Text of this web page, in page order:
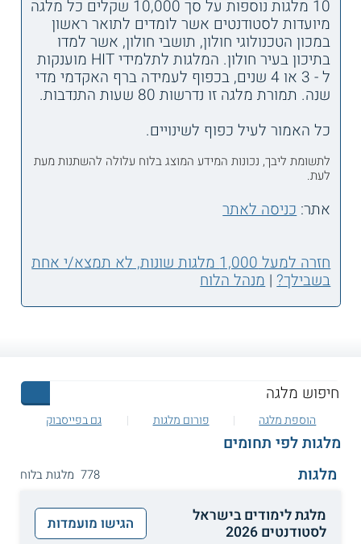
10 מלגות נוספות על סך 10,000 שקלים כל מלגה
מיועדות לסטודנטים אשר לומדים לתואר ראשון
במכון הטכנולוגי חולון, תושבי חולון, אשר למדו
בתיכון בעיר חולון. המלגות לתלמידי HIT מוענקות
ל - 3 או 4 שנים, בכפוף לעמידה ברף האקדמי מדי
שנה. תמורת מלגה זו נדרשות 80 שעות התנדבות.
כל האמור לעיל כפוף לשינויים.
לתשומת ליבך, נכונות המידע המוצג בלוח עלולה להשתנות מעת
לעת.
אתר:כניסה לאתר
חזרה למעל 1,000 מלגות שונות, לא תמצא/י אחת
בשבילך?|מנהל הלוח
הוספת מלגה פורום מלגות גם בפייסבוק
מלגות לפי תחומים
מלגות
778 מלגות בלוח
מלגת לימודים בישראל
לסטודנטים 2026
הגישו מועמדות